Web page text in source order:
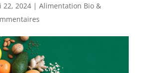
22, 2024| Alimentation Bio &